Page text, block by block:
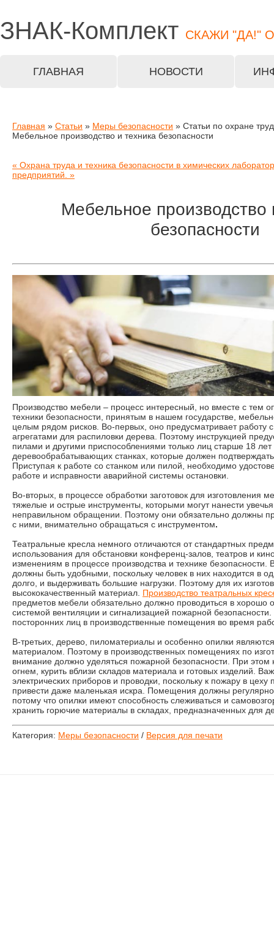
ЗНАК-Комплект СКАЖИ "ДА!"
ГЛАВНАЯ НОВОСТИ
Главная » Статьи » Меры безопасности » Статьи по охране
Мебельное производство и техника безопасности
« Охрана труда и техника безопасности в химических
предприятий. »
Мебельное производство
безопасности
Производство мебели – процесс интересный, но вместе с тем
техники безопасности, принятым в нашем государстве,
целым рядом рисков. Во-первых, оно предусматривает работу
агрегатами для распиловки дерева. Поэтому инструкцией
пилами и другими приспособлениями только лиц старше 18
деревообрабатывающих станках, которые должен
Приступая к работе со станком или пилой, необходимо
работе и исправности аварийной системы остановки.
Во-вторых, в процессе обработки заготовок для изготовления
тяжелые и острые инструменты, которыми могут нанести
неправильном обращении. Поэтому они обязательно должны
с ними, внимательно обращаться с инструментом.
Театральные кресла немного отличаются от стандартных
использования для обстановки конференц-залов, театров и
изменениям в процессе производства и технике безопасности.
должны быть удобными, поскольку человек в них находится в
долго, и выдерживать большие нагрузки. Поэтому для их
высококачественный материал. Производство театральных
предметов мебели обязательно должно проводиться в
системой вентиляции и сигнализацией пожарной
посторонних лиц в производственные помещения во время
В-третьих, дерево, пиломатериалы и особенно опилки
материалом. Поэтому в производственных помещениях по
внимание должно уделяться пожарной безопасности. При этом
огнем, курить вблизи складов материала и готовых изделий.
электрических приборов и проводки, поскольку к пожару в
привести даже маленькая искра. Помещения должны регулярно
потому что опилки имеют способность слеживаться и
хранить горючие материалы в складах, предназначенных для
Категория: Меры безопасности / Версия для печати